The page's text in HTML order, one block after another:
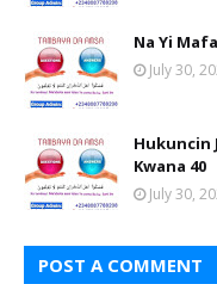
Na Yi
July 30,
Hukuncin
Kwana 40
July 30,
POST A COMMENT